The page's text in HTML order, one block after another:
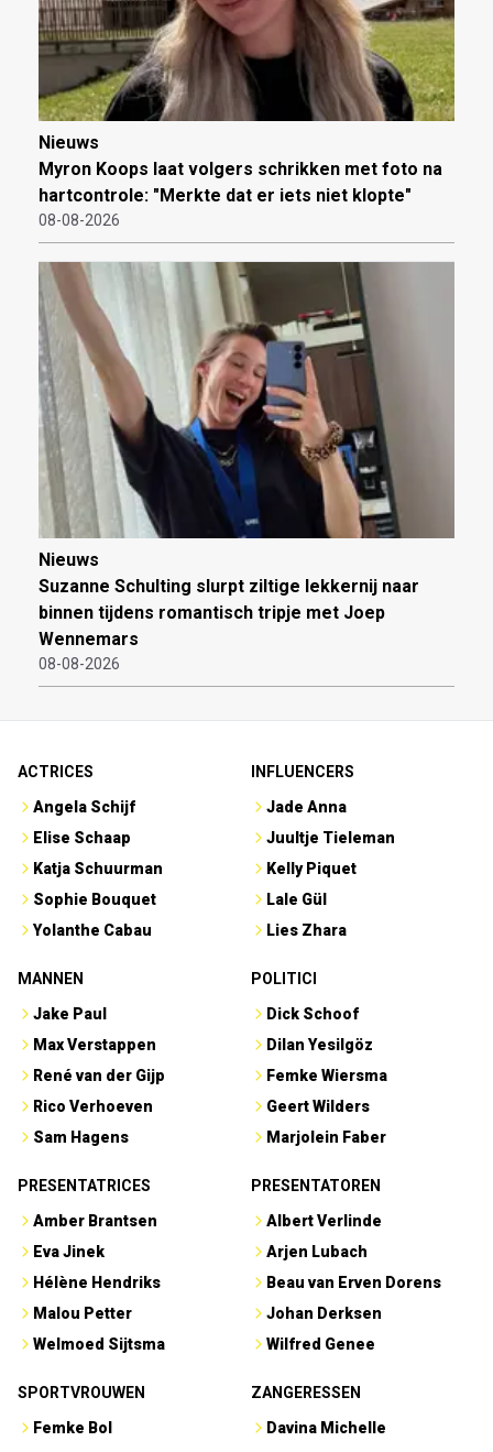
Nieuws
Myron Koops laat volgers schrikken met foto na
hartcontrole: "Merkte dat er iets niet klopte"
08-08-2026
Nieuws
Suzanne Schulting slurpt ziltige lekkernij naar
binnen tijdens romantisch tripje met Joep
Wennemars
08-08-2026
ACTRICES
Angela Schijf
Elise Schaap
Katja Schuurman
Sophie Bouquet
Yolanthe Cabau
INFLUENCERS
Jade Anna
Juultje Tieleman
Kelly Piquet
Lale Gül
Lies Zhara
MANNEN
Jake Paul
Max Verstappen
René van der Gijp
Rico Verhoeven
Sam Hagens
POLITICI
Dick Schoof
Dilan Yesilgöz
Femke Wiersma
Geert Wilders
Marjolein Faber
PRESENTATRICES
Amber Brantsen
Eva Jinek
Hélène Hendriks
Malou Petter
Welmoed Sijtsma
PRESENTATOREN
Albert Verlinde
Arjen Lubach
Beau van Erven Dorens
Johan Derksen
Wilfred Genee
SPORTVROUWEN
Femke Bol
ZANGERESSEN
Davina Michelle